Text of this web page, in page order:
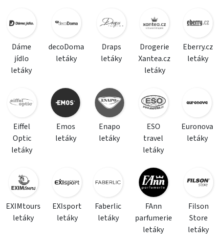
Dáme
jídlo
letáky
decoDoma
letáky
Draps
letáky
Drogerie
Xantea.cz
letáky
Eberry.cz
letáky
Eiffel
Optic
letáky
Emos
letáky
Enapo
letáky
ESO
travel
letáky
Euronova
letáky
EXIMtours
letáky
EXIsport
letáky
Faberlic
letáky
FAnn
parfumerie
letáky
Filson
Store
letáky